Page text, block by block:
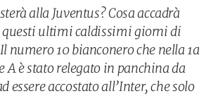
alla Juventus? Cosa accadrà
questi ultimi caldissimi giorni di
numero 10 bianconero che nella 1a
A è stato relegato in panchina da
essere accostato all’Inter, che solo